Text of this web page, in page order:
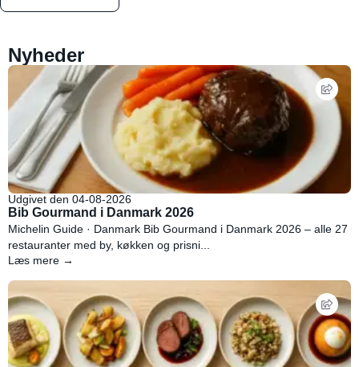
Nyheder
Udgivet den 04-08-2026
Bib Gourmand i Danmark 2026
Michelin Guide · Danmark Bib Gourmand i Danmark 2026 – alle 27
restauranter med by, køkken og prisni...
Læs mere →